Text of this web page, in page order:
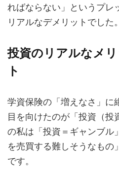
ればならない」というプレ
リアルなデメリットでした。
投資のリアルなメ
ト
学資保険の「増えなさ」に
目を向けたのが「投資（投
の私は「投資＝ギャンブル
を売買する難しそうなもの
です。